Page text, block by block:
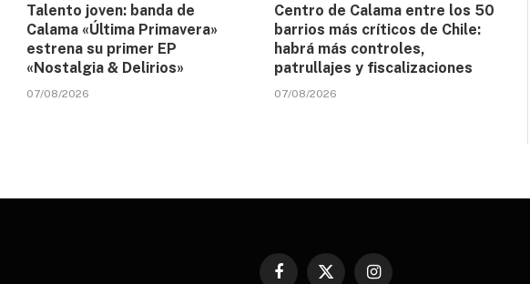
Talento joven: banda de
Calama «Última Primavera»
estrena su primer EP
«Nostalgia & Delirios»
07/08/2026
Centro de Calama entre los 50
barrios más críticos de Chile:
habrá más controles,
patrullajes y fiscalizaciones
07/08/2026
Facebook
X Instagram